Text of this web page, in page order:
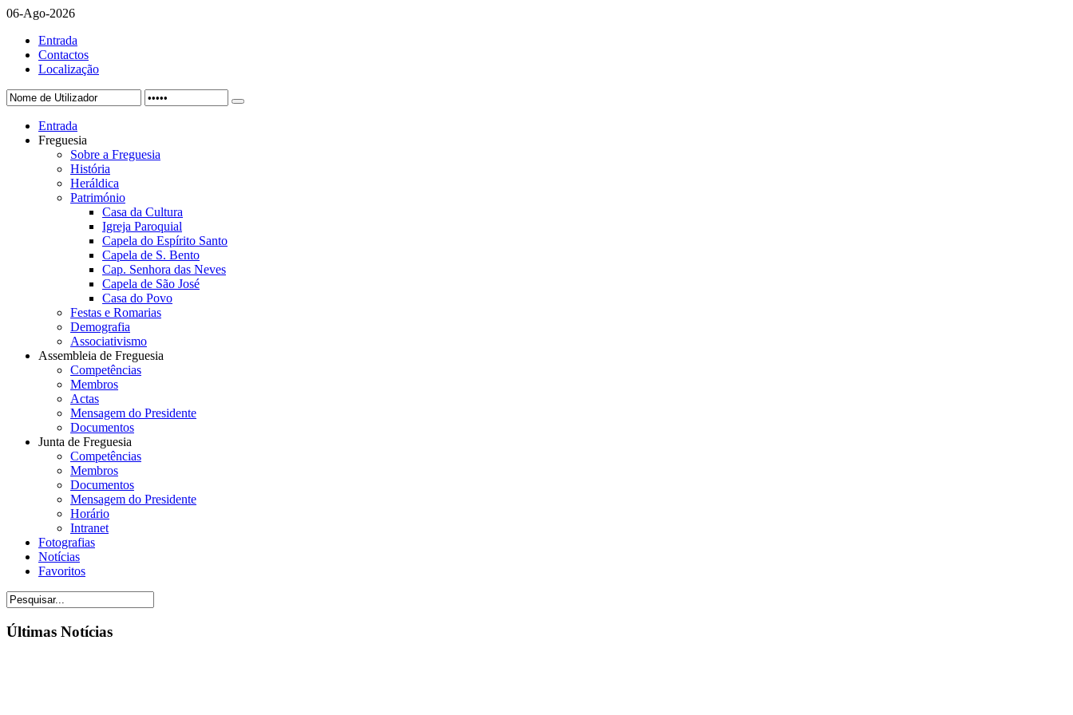
06-Ago-2026
Entrada
Contactos
Localização
Entrada
Freguesia
Sobre a Freguesia
História
Heráldica
Património
Casa da Cultura
Igreja Paroquial
Capela do Espírito Santo
Capela de S. Bento
Cap. Senhora das Neves
Capela de São José
Casa do Povo
Festas e Romarias
Demografia
Associativismo
Assembleia de Freguesia
Competências
Membros
Actas
Mensagem do Presidente
Documentos
Junta de Freguesia
Competências
Membros
Documentos
Mensagem do Presidente
Horário
Intranet
Fotografias
Notícias
Favoritos
Últimas Notícias